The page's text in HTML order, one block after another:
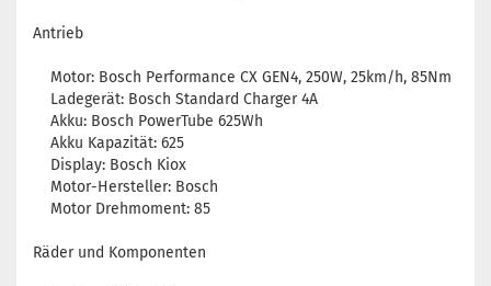
Antrieb
Motor: Bosch Performance CX GEN4, 250W, 25km/h, 85Nm
Ladegerät: Bosch Standard Charger 4A
Akku: Bosch PowerTube 625Wh
Akku Kapazität: 625
Display: Bosch Kiox
Motor-Hersteller: Bosch
Motor Drehmoment: 85
Räder und Komponenten